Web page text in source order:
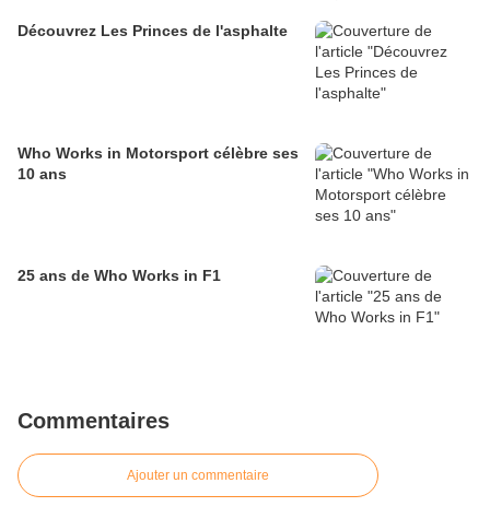
Découvrez Les Princes de l'asphalte
Who Works in Motorsport célèbre ses
10 ans
25 ans de Who Works in F1
Commentaires
Ajouter un commentaire